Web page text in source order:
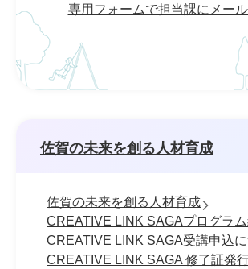
専用フォームで担当課にメー
佐賀の未来を創る人材育成
佐賀の未来を創る人材育成
CREATIVE LINK SAGAプログラ
CREATIVE LINK SAGA受講申込
CREATIVE LINK SAGA 修了証発